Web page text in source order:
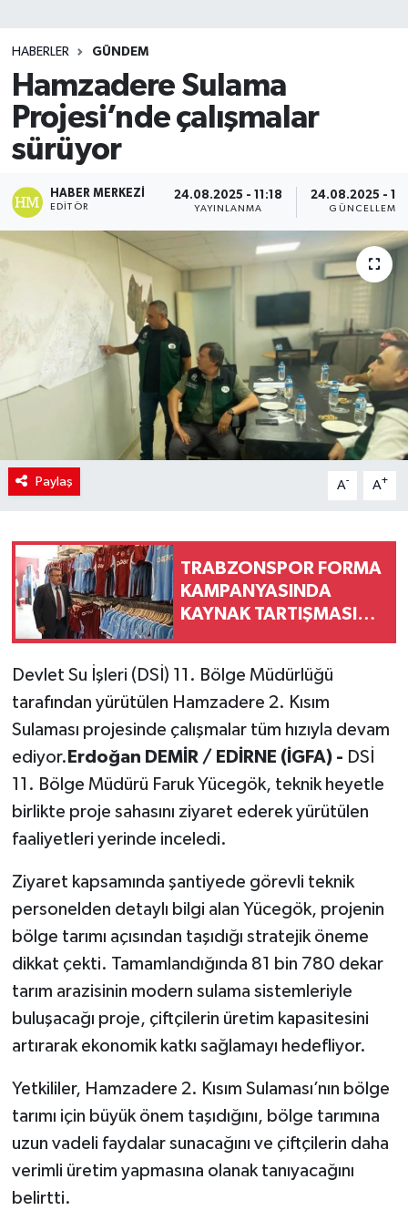
HABERLER GÜNDEM
Hamzadere Sulama
Projesi’nde çalışmalar
sürüyor
HABER MERKEZI
EDITÖR
24.08.2025 - 11:18
YAYINLANMA
24.08.2025 -
GÜNCELLEME
Paylaş A- A+
TRABZONSPOR FORMA
KAMPANYASINDA
KAYNAK TARTIŞMASINA
Devlet Su İşleri (DSİ) 11. Bölge Müdürlüğü
tarafından yürütülen Hamzadere 2. Kısım
Sulaması projesinde çalışmalar tüm hızıyla devam
ediyor. Erdoğan DEMİR / EDİRNE (İGFA) - DSİ
11. Bölge Müdürü Faruk Yücegök, teknik heyetle
birlikte proje sahasını ziyaret ederek yürütülen
faaliyetleri yerinde inceledi.
Ziyaret kapsamında şantiyede görevli teknik
personelden detaylı bilgi alan Yücegök, projenin
bölge tarımı açısından taşıdığı stratejik öneme
dikkat çekti. Tamamlandığında 81 bin 780 dekar
tarım arazisinin modern sulama sistemleriyle
buluşacağı proje, çiftçilerin üretim kapasitesini
artırarak ekonomik katkı sağlamayı hedefliyor.
Yetkililer, Hamzadere 2. Kısım Sulaması’nın bölge
tarımı için büyük önem taşıdığını, bölge tarımına
uzun vadeli faydalar sunacağını ve çiftçilerin daha
verimli üretim yapmasına olanak tanıyacağını
belirtti.
Teknoloji
TRABZON